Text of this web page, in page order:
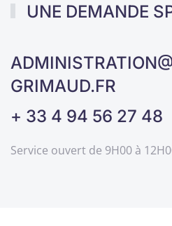
UNE DEMANDE
GRIMAUD.FR
+ 33 4 94 56 27 48
Service ouvert de 9H00 à